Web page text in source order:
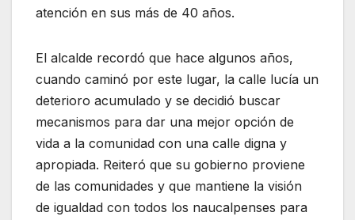
atención en sus más de 40 años.
El alcalde recordó que hace algunos años,
cuando caminó por este lugar, la calle lucía un
deterioro acumulado y se decidió buscar
mecanismos para dar una mejor opción de
vida a la comunidad con una calle digna y
apropiada. Reiteró que su gobierno proviene
de las comunidades y que mantiene la visión
de igualdad con todos los naucalpenses para